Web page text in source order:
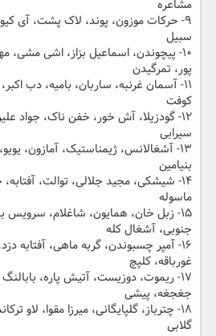
مشاعره
۹- حرکات موزون، پوند، لاک پشت، آی کیو،
سبیل
۱۰- پیچوندن، اسماعیل بزاز، اشی
پور، تمرگیدن
۱۱- آسمان غرنبه، ساربان، بامیه، دب
کوفت
۱۲- گودزیلا، آش خور، خفن ناک، جواد
سیرابی
۱۳- آشغالانس، ژیمناستیک، آمازون،
بنیامین
۱۴- شیشکی، مجید جلالی، توالت،
ماسوله
۱۵- زبل خان، همایون، شاغلام، سرویس
جنوبی، آشغال کله
۱۶- آمپر چسبوندن، گربه ماهی، آفتابه
غورباقه، کلپچ
۱۷- ریموت، دوزیست، آتیش پاره، بابالنگ
جغجغه، پیشی
۱۸- چترباز، گلپایگانی، میرزا مقوا، لاو
گلابی